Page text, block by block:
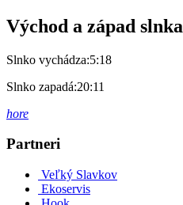
Východ a západ slnka
Slnko vychádza:5:18
Slnko zapadá:20:11
hore
Partneri
Veľký Slavkov
Ekoservis